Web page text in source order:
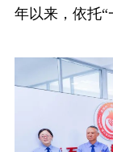
年以来，依托“